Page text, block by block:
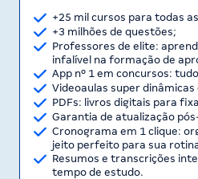
+25 mil cursos para todas
+3 milhões de questões;
Professores de elite:
infalível na formação de
App nº 1 em concursos:
Videoaulas super dinâmicas
PDFs: livros digitais para
Garantia de atualização
Cronograma em 1 clique:
jeito perfeito para sua
Resumos e transcrições
tempo de estudo.